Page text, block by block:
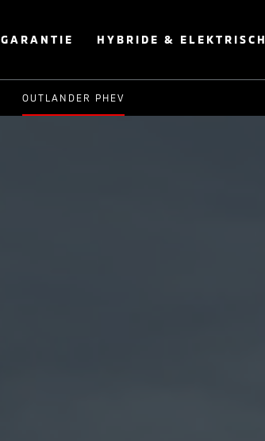
GARANTIE HYBRIDE & ELEKTRISCH
OUTLANDER PHEV